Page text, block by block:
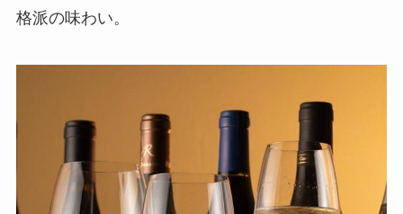
格派の味わい。